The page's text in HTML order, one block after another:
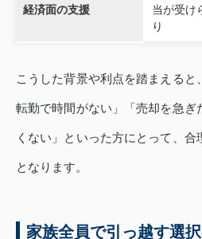
経済面の支援
当が受け
り
こうした背景や利点を踏まえると
転勤で時間がない」「売却を急ぎ
くない」といった方にとって、
となります。
家族全員で引っ越す選